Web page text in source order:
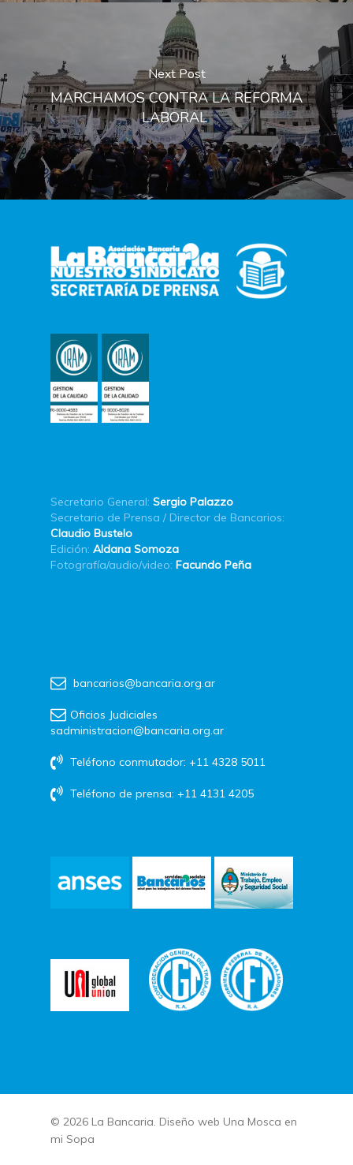
Next Post
MARCHAMOS CONTRA LA REFORMA
LABORAL
Secretario General: Sergio Palazzo
Secretario de Prensa / Director de Bancarios:
Claudio Bustelo
Edición: Aldana Somoza
Fotografía/audio/video: Facundo Peña
bancarios@bancaria.org.ar
Oficios Judiciales
sadministracion@bancaria.org.ar
Teléfono conmutador: +11 4328 5011
Teléfono de prensa: +11 4131 4205
© 2026 La Bancaria. Diseño web Una Mosca en
mi Sopa